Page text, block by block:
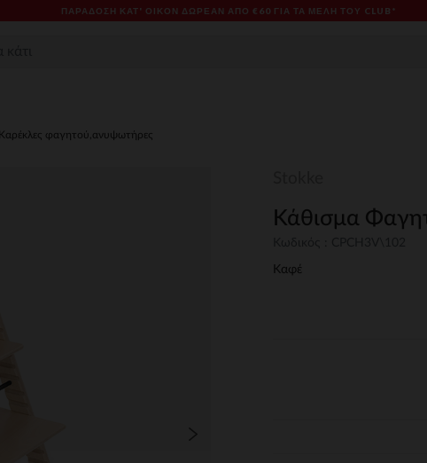
ΠΑΡΆΔΟΣΗ ΚΑΤ' ΟΊΚΟΝ ΔΩΡΕΑΝ ΑΠΌ €60 ΓΙΑ ΤΑ ΜΈΛΗ ΤΟΥ CLUB*
Καρέκλες φαγητού,ανυψωτήρες
Κάθισμα
Καφέ